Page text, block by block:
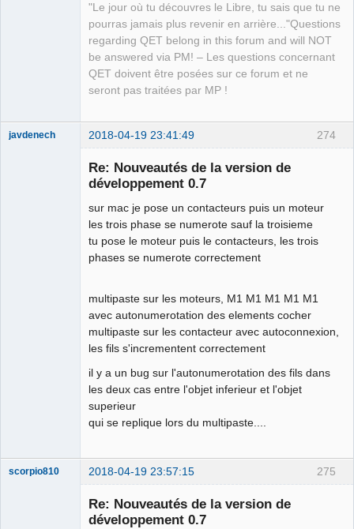
"Le jour où tu découvres le Libre, tu sais que tu ne
pourras jamais plus revenir en arrière..."Questions
regarding QET belong in this forum and will NOT
be answered via PM! – Les questions concernant
QET doivent être posées sur ce forum et ne
seront pas traitées par MP !
274
javdenech 2018-04-19 23:41:49
Re: Nouveautés de la version de
développement 0.7
sur mac je pose un contacteurs puis un moteur
les trois phase se numerote sauf la troisieme
tu pose le moteur puis le contacteurs, les trois
phases se numerote correctement
multipaste sur les moteurs, M1 M1 M1 M1 M1
avec autonumerotation des elements cocher
multipaste sur les contacteur avec autoconnexion,
les fils s'incrementent correctement
il y a un bug sur l'autonumerotation des fils dans
les deux cas entre l'objet inferieur et l'objet
superieur
qui se replique lors du multipaste....
275
scorpio810 2018-04-19 23:57:15
Re: Nouveautés de la version de
développement 0.7